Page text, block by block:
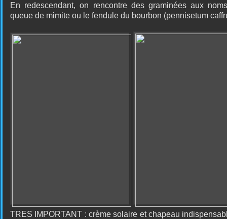
En redescendant, on rencontre des graminées aux
queue de mimite ou le fendule du bourbon (pennisetum
TRES IMPORTANT : crème solaire et chapeau